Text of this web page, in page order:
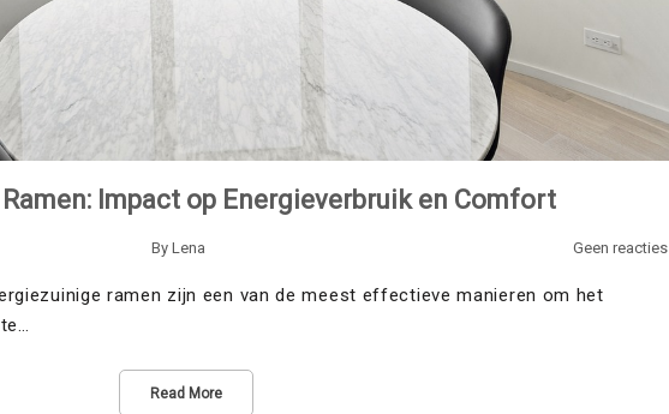
Impact op Energieverbruik en Comfort
By Lena Geen reacties
ramen zijn een van de meest effectieve manieren om het
Read More